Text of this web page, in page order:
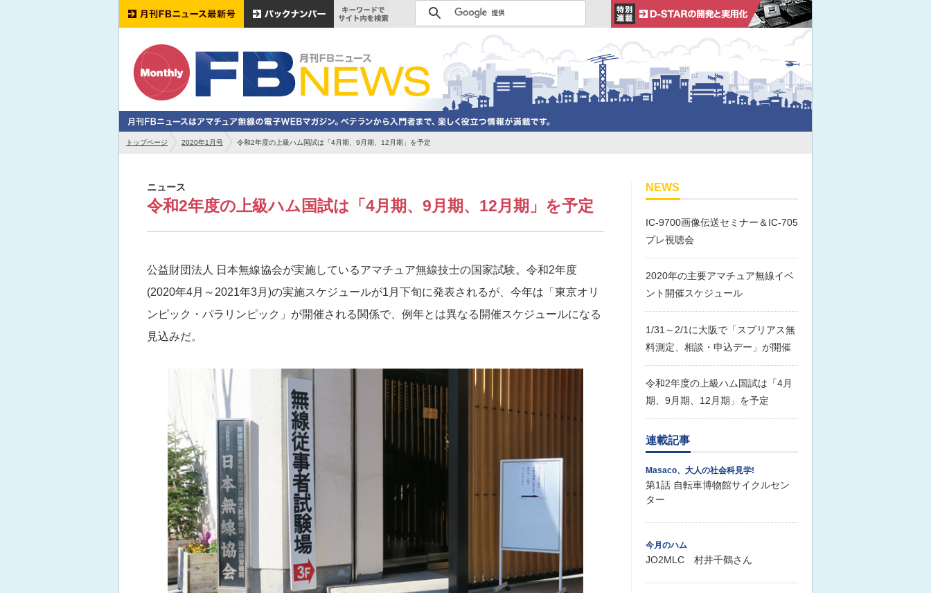
トップページ 2020年1月号 令和2年度の上級ハム国試は「4月期、9月期、12月期」を予定
ニュース
令和2年度の上級ハム国試は「4月期、9月期、12月期」を予定
公益財団法人 日本無線協会が実施しているアマチュア無線技士の国家試験。令和2年度
(2020年4月～2021年3月)の実施スケジュールが1月下旬に発表されるが、今年は「東京オリ
ンピック・パラリンピック」が開催される関係で、例年とは異なる開催スケジュールになる
見込みだ。
NEWS
IC-9700画像伝送セミナー＆IC-705
プレ視聴会
2020年の主要アマチュア無線イベ
ント開催スケジュール
1/31～2/1に大阪で「スプリアス無
料測定、相談・申込デー」が開催
令和2年度の上級ハム国試は「4月
期、9月期、12月期」を予定
連載記事
Masaco、大人の社会科見学!
第1話 自転車博物館サイクルセン
ター
今月のハム
JO2MLC 村井千鶴さん